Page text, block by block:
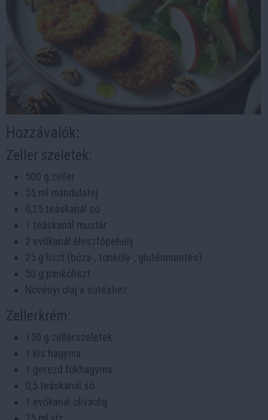
Hozzávalók:
Zeller szeletek:
500 g zeller
55 ml mandulatej
0,25 teáskanál só
1 teáskanál mustár
2 evőkanál élesztőpehely
25 g liszt (búza-, tönköly-, gluténmentes)
50 g pankóliszt
Növényi olaj a sütéshez
Zellerkrém:
150 g zellerszeletek
1 kis hagyma
1 gerezd fokhagyma
0,5 teáskanál só
1 evőkanál olívaolaj